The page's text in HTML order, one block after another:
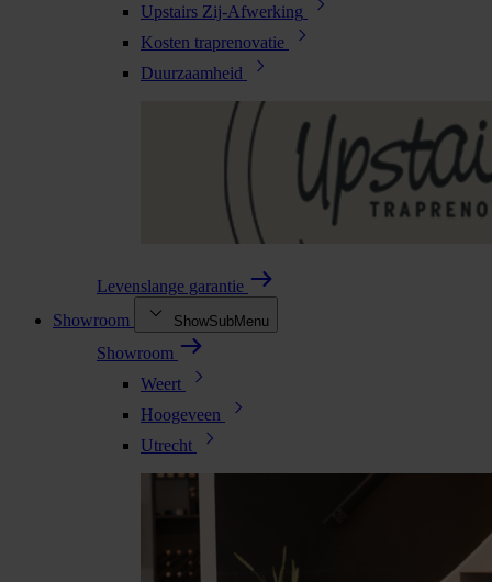
Upstairs Zij-Afwerking
Kosten traprenovatie
Duurzaamheid
Levenslange garantie
Showroom
ShowSubMenu
Showroom
Weert
Hoogeveen
Utrecht